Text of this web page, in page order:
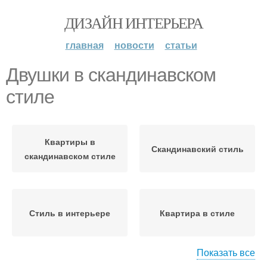
ДИЗАЙН ИНТЕРЬЕРА
главная новости статьи
Двушки в скандинавском
стиле
Квартиры в
скандинавском стиле
Скандинавский стиль
Стиль в интерьере Квартира в стиле
Показать все